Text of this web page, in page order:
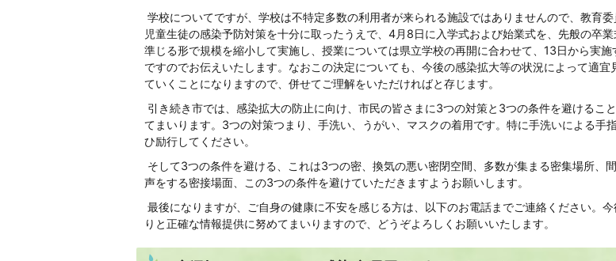
学校についてですが、学校は不特定多数の利用者が来られる施設ではありませんので、教育
児童生徒の感染予防対策を十分に取ったうえで、4月8日に入学式および始業式を、先般の卒業
準じる形で規模を縮小して実施し、授業については県立学校の再開に合わせて、13日から実施
ですのでお伝えいたします。なおこの決定についても、今後の感染拡大等の状況によって適宜
ていくことになりますので、併せてご理解をいただければと存じます。
引き続き市では、感染拡大の防止に向け、市民の皆さまに3つの対策と3つの条件を避けるこ
てまいります。3つの対策つまり、手洗い、うがい、マスクの着用です。特に手洗いによる手
ひ励行してください。
そして3つの条件を避ける、これは3つの密、換気の悪い密閉空間、多数が集まる密集場所、
声をする密接場面、この3つの条件を避けていただきますようお願いします。
最後になりますが、ご自身の健康に不安を感じる方は、以下のお電話までご連絡ください。
りと正確な情報提供に努めてまいりますので、どうぞよろしくお願いいたします。